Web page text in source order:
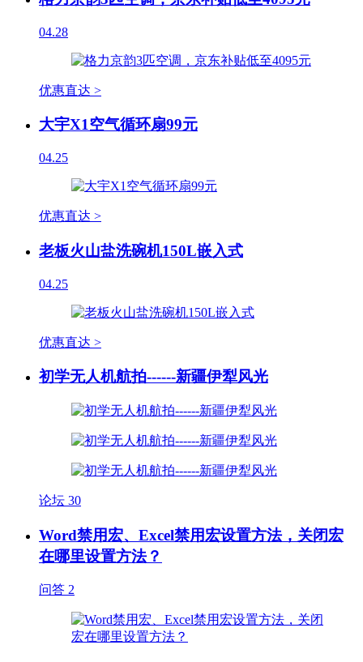
04.28
优惠直达 >
大宇X1空气循环扇99元
04.25
优惠直达 >
老板火山盐洗碗机150L嵌入式
04.25
优惠直达 >
初学无人机航拍------新疆伊犁风光
论坛 30
Word禁用宏、Excel禁用宏设置方法，关闭宏
在哪里设置方法？
问答 2